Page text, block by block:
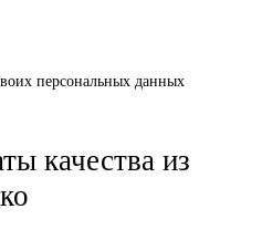
персональных данных
качества из